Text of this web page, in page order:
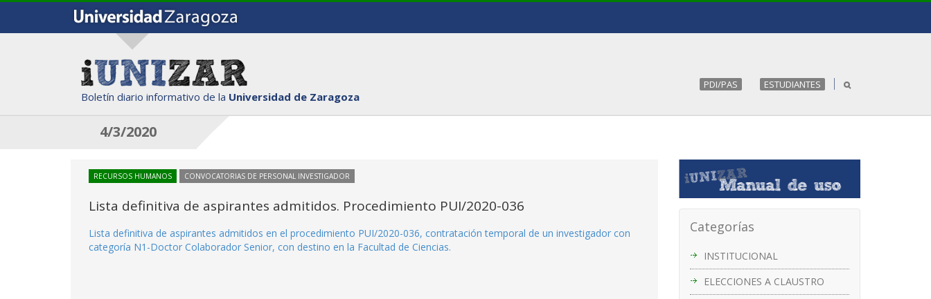
Boletín diario informativo de la Universidad de Zaragoza
PDI/PAS ESTUDIANTES
4/3/2020
Categorías
INSTITUCIONAL
ELECCIONES A CLAUSTRO
RECURSOS HUMANOS CONVOCATORIAS DE PERSONAL INVESTIGADOR
Lista definitiva de aspirantes admitidos. Procedimiento PUI/2020-036
Lista definitiva de aspirantes admitidos en el procedimiento PUI/2020-036, contratación temporal de un investigador con
categoría N1-Doctor Colaborador Senior, con destino en la Facultad de Ciencias.